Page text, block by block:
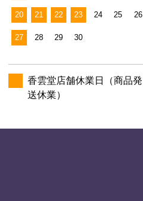
20 21 22 23 24 25 26
27 28 29 30
香雲堂店舗休業日（商品発
送休業）